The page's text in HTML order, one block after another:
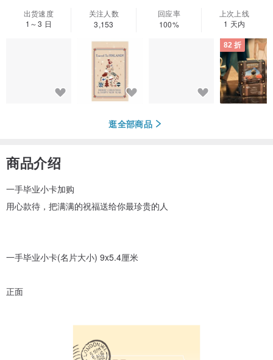
出货速度
1～3 日
关注人数
3,153
回应率
100%
上次上线
1 天内
82 折
逛全部商品
商品介绍
一手毕业小卡加购
用心款待，把满满的祝福送给你最珍贵的人
一手毕业小卡(名片大小) 9x5.4厘米
正面